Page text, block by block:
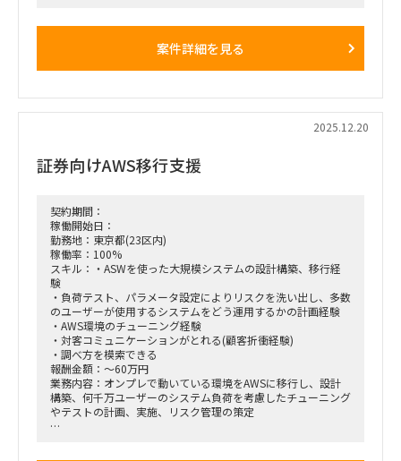
・主体的に対応・行動出来る人、責任を持って案件対応したい
・アプリケーション（チーム）が抱える課題を解決または改善
をはかる志しがある人
●諸条件
・稼働率 ：100％
・勤務時間：9:00-17:45
案件詳細を見る
2025.12.20
証券向けAWS移行支援
契約期間：
稼働開始日：
勤務地：東京都(23区内)
稼働率：100%
スキル：・ASWを使った大規模システムの設計構築、移行経
験
・負荷テスト、パラメータ設定によりリスクを洗い出し、多数
のユーザーが使用するシステムをどう運用するかの計画経験
・AWS環境のチューニング経験
・対客コミュニケーションがとれる(顧客折衝経験)
・調べ方を模索できる
報酬金額：～60万円
業務内容：オンプレで動いている環境をAWSに移行し、設計
構築、何千万ユーザーのシステム負荷を考慮したチューニング
やテストの計画、実施、リスク管理の策定